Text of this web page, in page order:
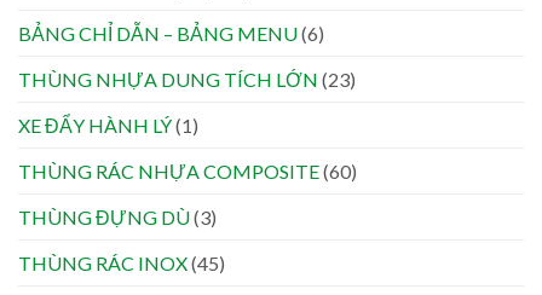
BẢNG CHỈ DẪN – BẢNG MENU(6)
THÙNG NHỰA DUNG TÍCH LỚN (23)
XE ĐẨY HÀNH LÝ(1)
THÙNG RÁC NHỰA COMPOSITE(60)
THÙNG ĐỰNG DÙ(3)
THÙNG RÁC INOX(45)